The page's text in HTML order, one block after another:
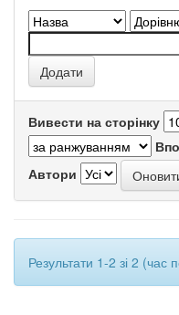
Вивести на сторінку
Автори
Результати 1-2 зі 2